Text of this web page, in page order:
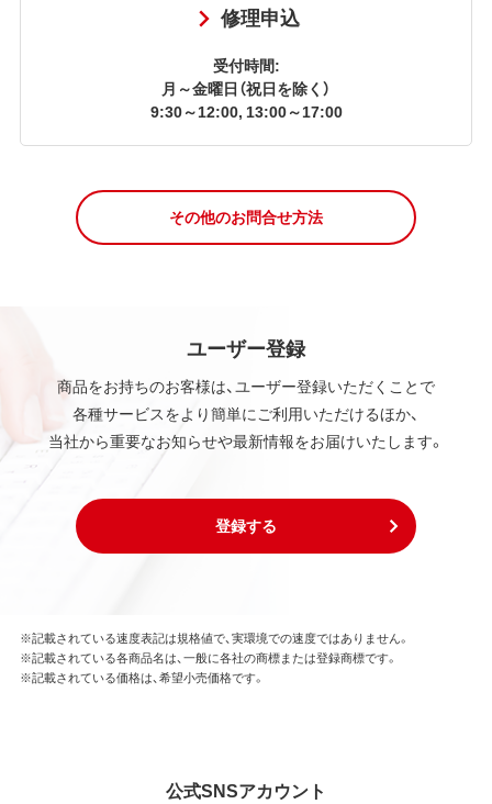
修理申込
受付時間:
月～金曜日（祝日を除く）
9:30～12:00, 13:00～17:00
その他のお問合せ方法
ユーザー登録
商品をお持ちのお客様は、ユーザー登録いただくことで
各種サービスをより簡単にご利用いただけるほか、
当社から重要なお知らせや最新情報をお届けいたします。
登録する
※記載されている速度表記は規格値で、実環境での速度ではありません。
※記載されている各商品名は、一般に各社の商標または登録商標です。
※記載されている価格は、希望小売価格です。
公式SNSアカウント